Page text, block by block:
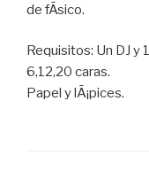
de fÃ­sico.
Requisitos: Un DJ y
6,12,20 caras.
Papel y lÃ¡pices.